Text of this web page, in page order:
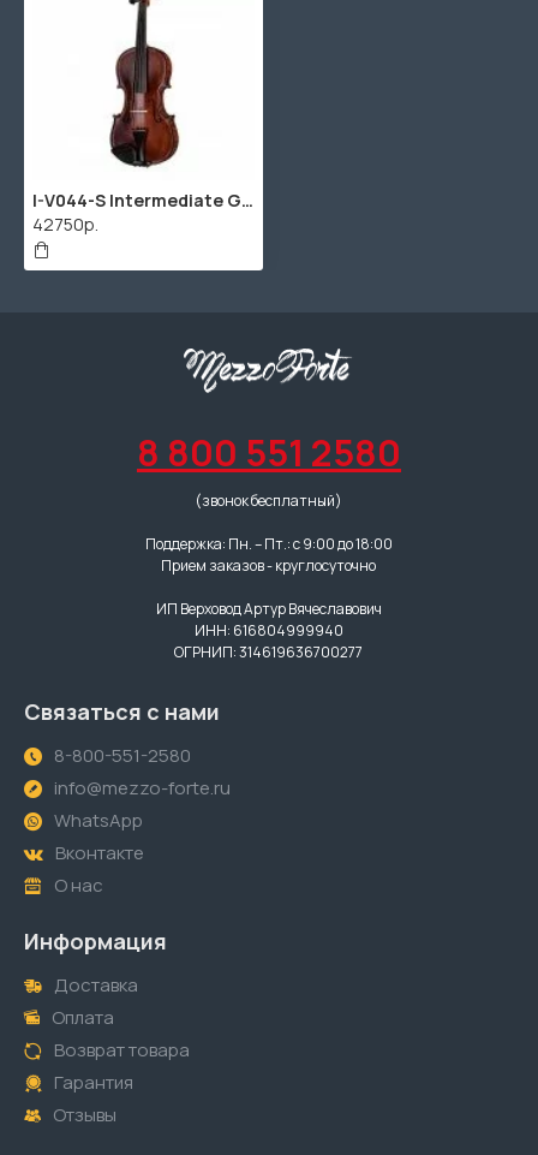
I-V044-S Intermediate Gems 2 Special Скрипка 4/4, Gliga
42750р.
8 800 551 2580
(звонок бесплатный)
Поддержка: Пн. – Пт.: с 9:00 до 18:00
Прием заказов - круглосуточно
ИП Верховод Артур Вячеславович
ИНН: 616804999940
ОГРНИП: 314619636700277
Связаться с нами
8-800-551-2580
info@mezzo-forte.ru
WhatsApp
Вконтакте
О нас
Информация
Доставка
Оплата
Возврат товара
Гарантия
Отзывы